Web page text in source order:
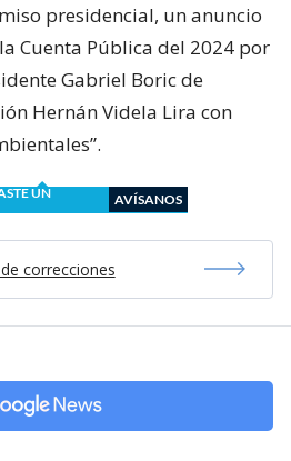
presidencial, un anuncio
Cuenta Pública del 2024 por
Gabriel Boric de
Hernán Videla Lira con
UN
AVÍSANOS
correcciones